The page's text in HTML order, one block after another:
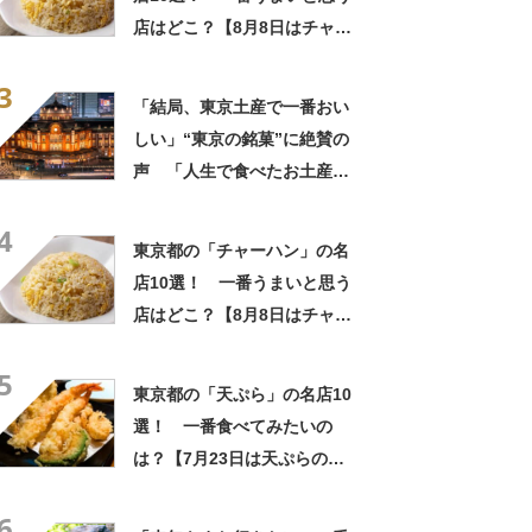
店はどこ？【8月8日はチャー
「結局、東京土産で一番おい
しい」“東京の銘菓”に絶賛の
声 「人生で食べたお土産の
東京都の「チャーハン」の名
店10選！ 一番うまいと思う
店はどこ？【8月8日はチャー
東京都の「天ぷら」の名店10
選！ 一番食べてみたいの
は？【7月23日は天ぷらの